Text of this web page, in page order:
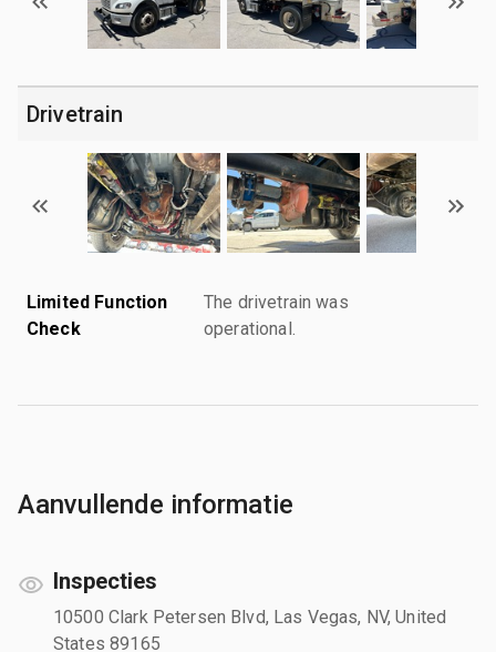
Drivetrain
Limited Function
Check
The drivetrain was
operational.
Aanvullende informatie
Inspecties
10500 Clark Petersen Blvd, Las Vegas, NV, United
States 89165